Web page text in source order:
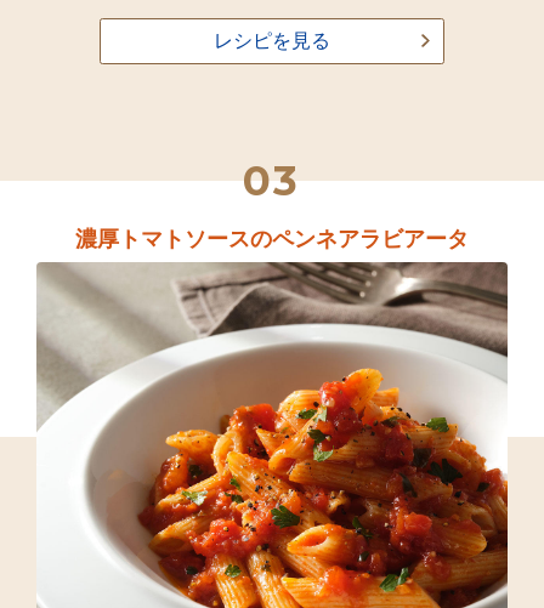
レシピを見る
03
濃厚トマトソースのペンネアラビアータ